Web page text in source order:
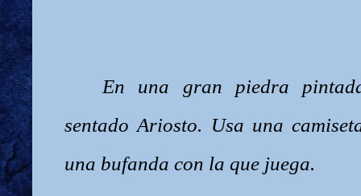
En una gran piedra
sentado Ariosto. Usa una
una bufanda con la que juega.